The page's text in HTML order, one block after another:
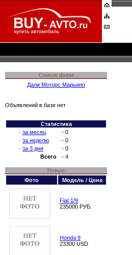
Список фирм
Дали Моторс Марьино
Объявлений в базе нет
Статистика
· за месяц
- 0
· за неделю
- 0
· за 3 дня
- 0
Всего
- 4
· Новые ·
Фото
Модель / Цена
Fiat 1/9
235000 РУБ.
Honda 9
23300 USD